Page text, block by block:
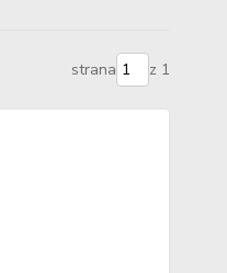
strana z 1